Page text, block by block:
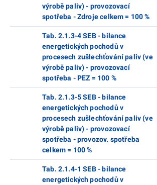
výrobě paliv) - provozovací
spotřeba - Zdroje celkem = 100 %
Tab. 2.1.3-4 SEB - bilance
energetických pochodů v
procesech zušlechťování paliv (ve
výrobě paliv) - provozovací
spotřeba - PEZ = 100 %
Tab. 2.1.3-5 SEB - bilance
energetických pochodů v
procesech zušlechťování paliv (ve
výrobě paliv) - provozovací
spotřeba - provozov. spotřeba
celkem = 100 %
Tab. 2.1.4-1 SEB - bilance
energetických pochodů v